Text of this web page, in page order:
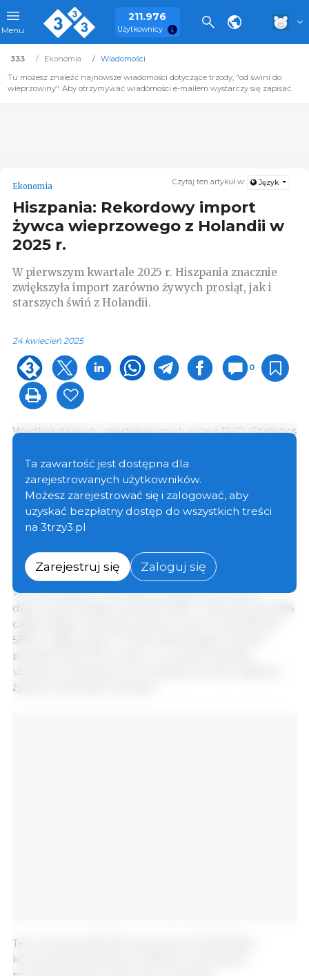
Menu
211.976
Użytkownicy
333 Ekonomia
Wiadomości
Tu możesz znaleźć najnowsze wiadomości dotyczące trzody, "od świni do
wieprzowiny". Aby otrzymywać wiadomości e-mailem wystarczy się zapisać.
Czytaj ten artykuł w: Język
Ekonomia
Hiszpania: Rekordowy import
żywca wieprzowego z Holandii w
2025 r.
W pierwszym kwartale 2025 r. Hiszpania znacznie
zwiększyła import zarówno żywych prosiąt, jak i
starszych świń z Holandii.
24 kwiecień 2025
0
Według danych udostępnionych przez RVO (Statistics
Hiszpania zaimportowała łącznie780 622
holenderskich prosiąt, w porównaniu do 583 016 w
tym samym okresie poprzedniego roku, co stanowi
wzrost o 34%. Jeśli chodzi o tuczniki, zaimportowano
18 949 zwierząt
43%.
W porównaniu z rocznymi wartościami z 2024 r.,
dane z pierwszego kwartału 2025 r. stanowią już 48%
całkowitego rocznego importu świń z Holandii (39
589 w całym 2024 r.) i 33% całkowitego importu
prosiąt (2 361 792 w 2024 r.), co, jeśli trend się
utrzyma, wskazuje na rok silnego wzrostu napływu
żywych zwierząt z Holandii.
Ten wzrost podkreśla znaczenie Holandii jako
kluczowego dostawcy młodych zwierząt do
Ta zawartość jest dostępna dla
zarejestrowanych użytkowników.
Możesz zarejestrować się i zalogować, aby
uzyskać bezpłatny dostęp do wszystkich treści
na 3trzy3.pl
Zarejestruj się Zaloguj się